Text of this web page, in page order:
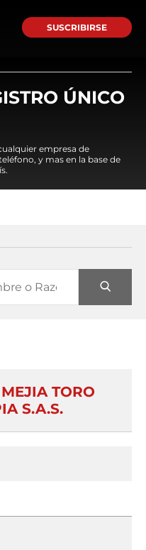
SUSCRIBIRSE
ÚNICO
empresa de
y mas en la base de
TORO
S.A.S.